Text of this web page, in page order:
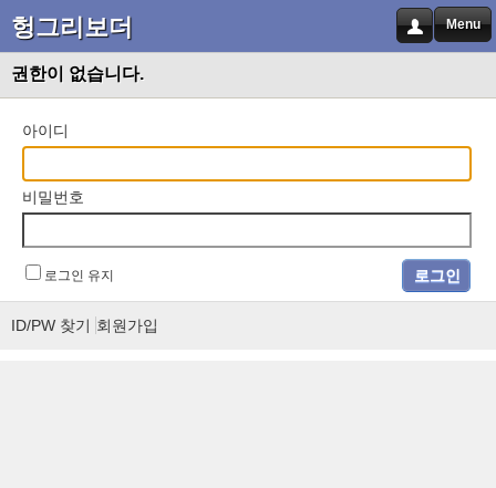
헝그리보더 Menu
권한이 없습니다.
아이디
비밀번호
로그인 유지
ID/PW 찾기 회원가입